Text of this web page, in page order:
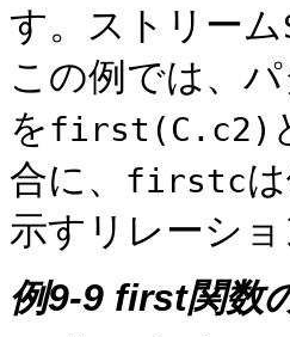
す。ストリーム
この例では、
をfirst(C.c2)
合に、
firstc
示すリレーシ
例9-9 first関数